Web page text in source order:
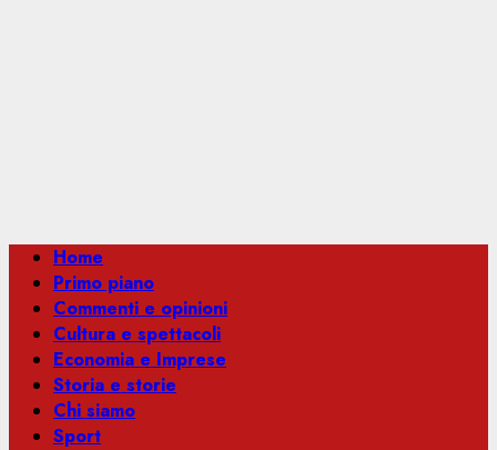
Menu
principale
Home
Primo piano
Commenti e opinioni
Cultura e spettacoli
Economia e Imprese
Storia e storie
Chi siamo
Sport